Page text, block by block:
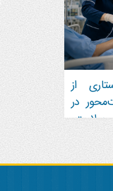
از
در
سلامت